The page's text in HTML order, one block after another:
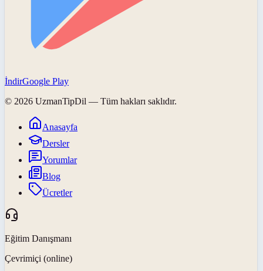
İndirGoogle Play
© 2026 UzmanTipDil — Tüm hakları saklıdır.
Anasayfa
Dersler
Yorumlar
Blog
Ücretler
Eğitim Danışmanı
Çevrimiçi (online)